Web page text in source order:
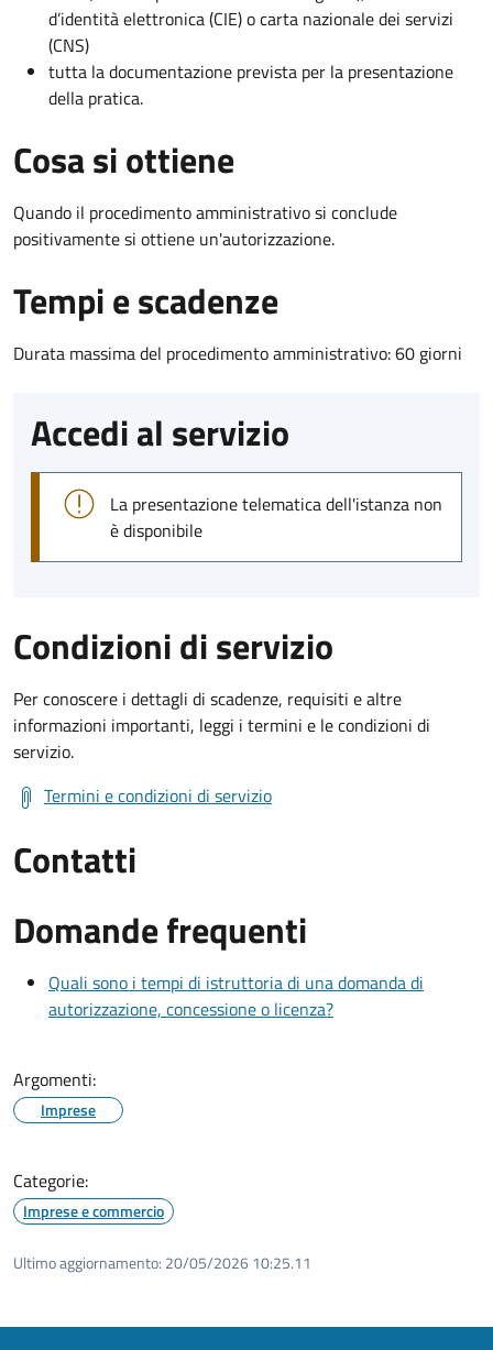
d’identità elettronica (CIE) o carta nazionale dei servizi
(CNS)
tutta la documentazione prevista per la presentazione
della pratica.
Cosa si ottiene
Quando il procedimento amministrativo si conclude
positivamente si ottiene un'autorizzazione.
Tempi e scadenze
Durata massima del procedimento amministrativo: 60 giorni
Accedi al servizio
La presentazione telematica dell'istanza non
è disponibile
Condizioni di servizio
Per conoscere i dettagli di scadenze, requisiti e altre
informazioni importanti, leggi i termini e le condizioni di
servizio.
Termini e condizioni di servizio
Contatti
Domande frequenti
Quali sono i tempi di istruttoria di una domanda di
autorizzazione, concessione o licenza?
Argomenti:
Imprese
Categorie:
Imprese e commercio
Ultimo aggiornamento: 20/05/2026 10:25.11